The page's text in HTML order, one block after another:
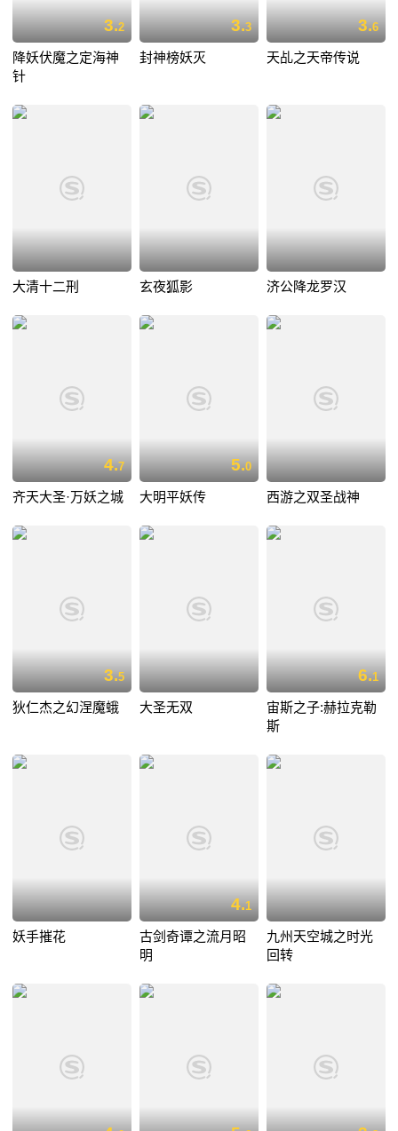
3.2
降妖伏魔之定海神
针
3.3
封神榜妖灭
3.6
天乩之天帝传说
大清十二刑 玄夜狐影 济公降龙罗汉
4.7
齐天大圣·万妖之城
5.0
大明平妖传 西游之双圣战神
3.5
狄仁杰之幻涅魔蛾 大圣无双
6.1
宙斯之子:赫拉克勒
斯
妖手摧花
4.1
古剑奇谭之流月昭
明
九州天空城之时光
回转